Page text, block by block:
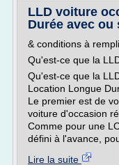
LLD voiture
Durée avec ou
& conditions à
Qu'est-ce que la
Qu'est-ce que la
Location Longue
Le premier est de
voiture d'occasion
Comme pour une
défini à l'avance,
Lire la suite